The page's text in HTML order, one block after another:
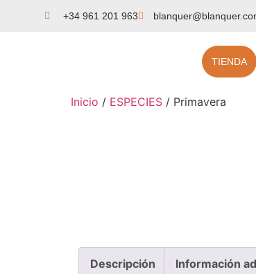
+34 961 201 963
TIENDA
Inicio / ESPECIES / Primavera
Descripción Información